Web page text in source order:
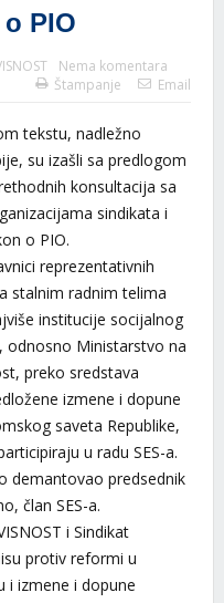
PIO
Nema komentara
Štampanje
Email
tekstu, nadležno
su izašli sa predlogom
konsultacija sa
sindikata i
o PIO.
reprezentativnih
stalnim radnim telima
institucije socijalnog
odnosno Ministarstvo na
preko sredstava
izmene i dopune
saveta Republike,
u radu SES-a.
demantovao predsednik
član SES-a.
i Sindikat
protiv reformi u
i izmene i dopune